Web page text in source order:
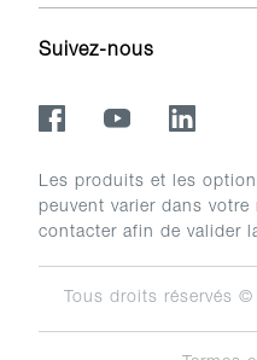
Suivez-nous
Les produits et les
peuvent varier dans
contacter afin de valider
Tous droits réservés